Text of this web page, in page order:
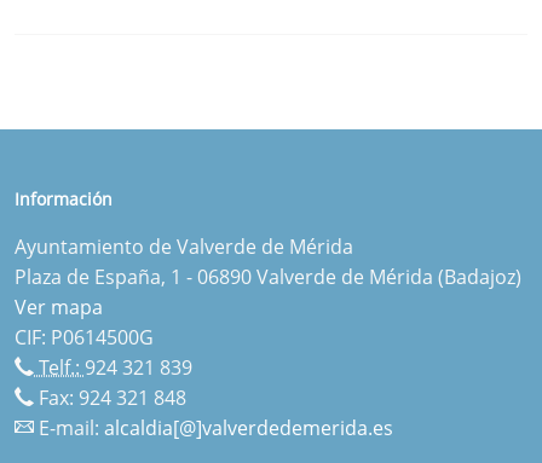
Información
Ayuntamiento de Valverde de Mérida
Plaza de España, 1 - 06890 Valverde de Mérida (Badajoz)
Ver mapa
CIF: P0614500G
Telf.: 924 321 839
Fax: 924 321 848
E-mail: alcaldia[@]valverdedemerida.es